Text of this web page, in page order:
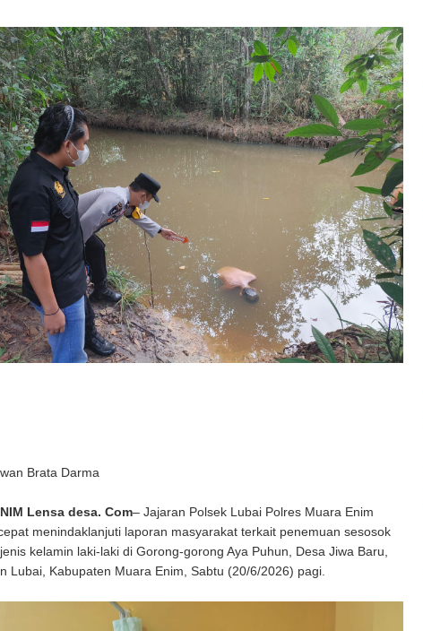
Brata Darma
Lensa desa. Com– Jajaran Polsek Lubai Polres Muara Enim
menindaklanjuti laporan masyarakat terkait penemuan sesosok
kelamin laki-laki di Gorong-gorong Aya Puhun, Desa Jiwa Baru,
Lubai, Kabupaten Muara Enim, Sabtu (20/6/2026) pagi.